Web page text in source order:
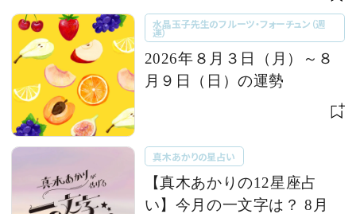
水晶玉子先生のフルーツ・フォーチュン（週
運）
2026年８月３日（月）～８
月９日（日）の運勢
真木あかりの星占い
【真木あかりの12星座占
い】今月の一文字は？ 8月